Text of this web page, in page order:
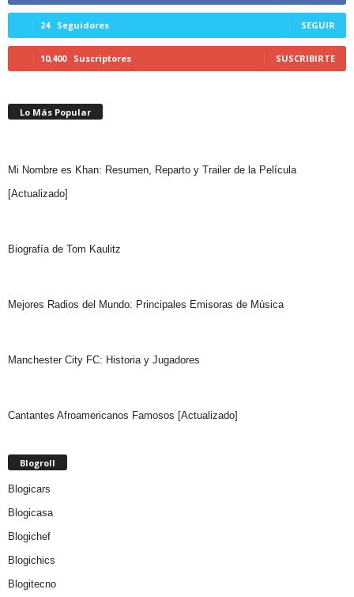
24 Seguidores SEGUIR
10,400 Suscriptores SUSCRIBIRTE
Lo Más Popular
Mi Nombre es Khan: Resumen, Reparto y Trailer de la Película
[Actualizado]
Biografía de Tom Kaulitz
Mejores Radios del Mundo: Principales Emisoras de Música
Manchester City FC: Historia y Jugadores
Cantantes Afroamericanos Famosos [Actualizado]
Blogroll
Blogicars
Blogicasa
Blogichef
Blogichics
Blogitecno